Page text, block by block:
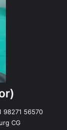
98271 56570
CG